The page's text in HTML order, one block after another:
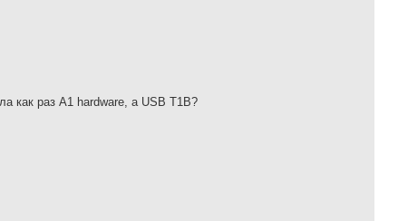
как раз A1 hardware, а USB T1B?